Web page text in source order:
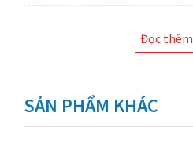
Đọc thêm
SẢN PHẨM KHÁC